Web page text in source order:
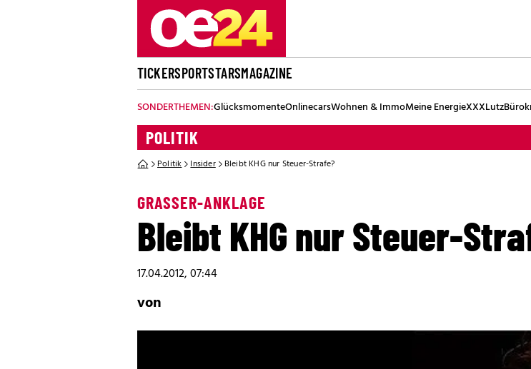
TICKERSPORTSTARSMAGAZINE
SONDERTHEMEN:GlücksmomenteOnlinecarsWohnen & ImmoMeine EnergieXXXLutz
POLITIK
Politik Insider Bleibt KHG nur Steuer-Strafe?
GRASSER-ANKLAGE
Bleibt KHG nur Steuer-
17.04.2012, 07:44
von